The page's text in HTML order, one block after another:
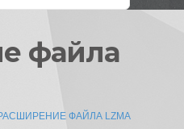
файла
ФАЙЛА LZMA